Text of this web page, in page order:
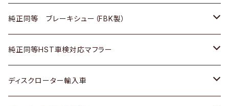
ＢＭＷ
三菱
スバル
マツダ
三菱
スバル
いすゞ
ダイハツ
マツダ
日産
ダイハツ
マツダ
日産
いすゞ
ダイハツ
ホンダ
スズキ
日産
トヨタ
ホンダ
スズキ
純正同等 ブレーキシュー（FBK製）
ホンダ
スズキ
純正同等HST車検対応マフラー
トヨタ
ディスクローター輸入車